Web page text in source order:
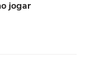
jogar